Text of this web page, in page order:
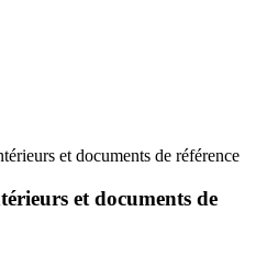
et documents de référence
et documents de